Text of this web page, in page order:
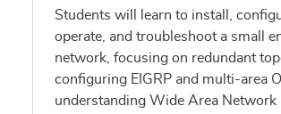
Students will learn to install,
operate, and troubleshoot a small
network, focusing on redundant
configuring EIGRP and multi-area
understanding Wide Area Network